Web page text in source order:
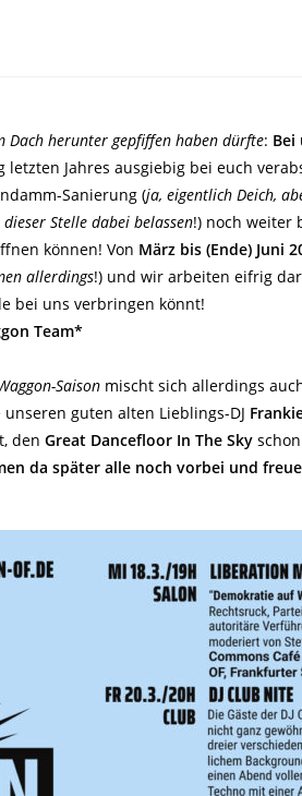
Dach herunter gepfiffen haben dürfte: Bei
Jahres ausgiebig bei euch
Sanierung (ja, eigentlich Deich,
Stelle dabei belassen!) noch weiter
können! Von März bis (Ende) Juni
allerdings!) und wir arbeiten eifrig
bei uns verbringen könnt!
Team*
Saison mischt sich allerdings
unseren guten alten Lieblings-DJ
den Great Dancefloor In The Sky
da später alle noch vorbei und